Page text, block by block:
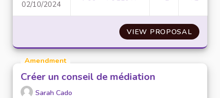
02/10/2024
VIEW PROPOSAL
Amendment
Créer un conseil de médiation
Sarah Cado